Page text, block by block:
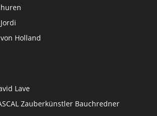
Holland
Lave
Zauberkünstler Bauchredner